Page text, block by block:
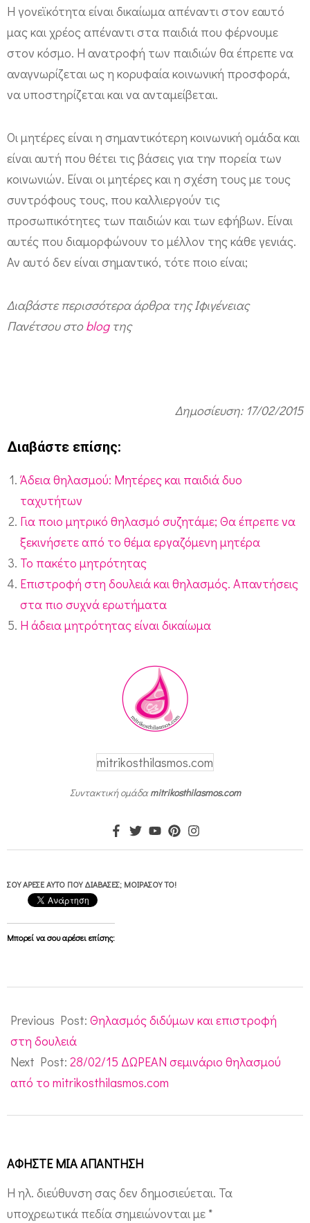
Η γονεϊκότητα είναι δικαίωμα απέναντι στον εαυτό
μας και χρέος απέναντι στα παιδιά που φέρνουμε
στον κόσμο. Η ανατροφή των παιδιών θα έπρεπε να
αναγνωρίζεται ως η κορυφαία κοινωνική προσφορά,
να υποστηρίζεται και να ανταμείβεται.
Οι μητέρες είναι η σημαντικότερη κοινωνική ομάδα και
είναι αυτή που θέτει τις βάσεις για την πορεία των
κοινωνιών. Είναι οι μητέρες και η σχέση τους με τους
συντρόφους τους, που καλλιεργούν τις
προσωπικότητες των παιδιών και των εφήβων. Είναι
αυτές που διαμορφώνουν το μέλλον της κάθε γενιάς.
Αν αυτό δεν είναι σημαντικό, τότε ποιο είναι;
Διαβάστε περισσότερα άρθρα της Ιφιγένειας
Πανέτσου στοblogτης
Δημοσίευση: 17/02/2015
Διαβάστε επίσης:
Άδεια θηλασμού: Μητέρες και παιδιά δυο
ταχυτήτων
Για ποιο μητρικό θηλασμό συζητάμε; Θα έπρεπε να
ξεκινήσετε από το θέμα εργαζόμενη μητέρα
Το πακέτο μητρότητας
Επιστροφή στη δουλειά και θηλασμός. Απαντήσεις
στα πιο συχνά ερωτήματα
Η άδεια μητρότητας είναι δικαίωμα
mitrikosthilasmos.com
Συντακτική ομάδαmitrikosthilasmos.com
ΣΟΥ ΆΡΕΣΕ ΑΥΤΌ ΠΟΥ ΔΙΆΒΑΣΕΣ; ΜΟΙΡΆΣΟΥ ΤΟ!
Μπορεί να σου αρέσει επίσης:
02-
17
Previous Post: Θηλασμός διδύμων και επιστροφή
στη δουλειά
Next Post: 28/02/15 ΔΩΡΕΑΝ σεμινάριο θηλασμού
από το mitrikosthilasmos.com
ΑΦΉΣΤΕ ΜΙΑ ΑΠΆΝΤΗΣΗ
Η ηλ. διεύθυνση σας δεν δημοσιεύεται. Τα
υποχρεωτικά πεδία σημειώνονται με *